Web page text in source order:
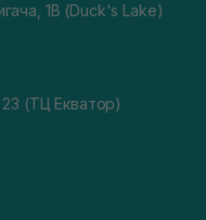
1В (Duck's Lake)
23 (ТЦ Екватор)